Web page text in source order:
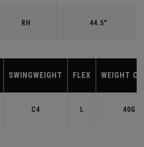
RH 44.5"
SWINGWEIGHT FLEX WEIGHT
C4 L 40G